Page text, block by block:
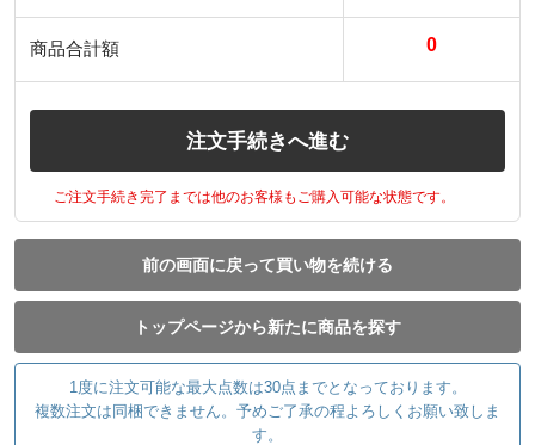
商品合計額 0
注文手続きへ進む
ご注文手続き完了までは他のお客様もご購入可能な状態です。
前の画面に戻って買い物を続ける
トップページから新たに商品を探す
1度に注文可能な最大点数は30点までとなっております。
複数注文は同梱できません。予めご了承の程よろしくお願い致しま
す。